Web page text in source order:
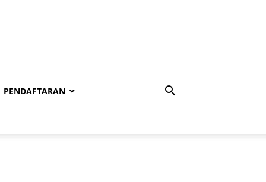
PENDAFTARAN